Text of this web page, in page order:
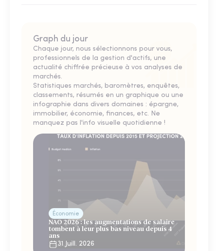
Graph du jour
Chaque jour, nous sélectionnons pour vous,
professionnels de la gestion d'actifs, une
actualité chiffrée précieuse à vos analyses de
marchés.
Statistiques marchés, baromètres, enquêtes,
classements, résumés en un graphique ou une
infographie dans divers domaines : épargne,
immobilier, économie, finances, etc. Ne
manquez pas l'info visuelle quotidienne !
Économie
NAO 2026 : les augmentations de salaire
tombent à leur plus bas niveau depuis 4
ans
31 Juill. 2026